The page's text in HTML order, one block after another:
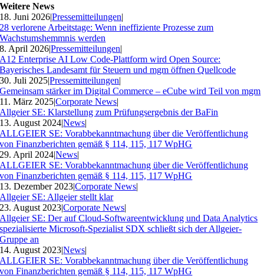
Weitere News
18. Juni 2026|Pressemitteilungen|
28 verlorene Arbeitstage: Wenn ineffiziente Prozesse zum
Wachstumshemmnis werden
8. April 2026|Pressemitteilungen|
A12 Enterprise AI Low Code-Plattform wird Open Source:
Bayerisches Landesamt für Steuern und mgm öffnen Quellcode
30. Juli 2025|Pressemitteilungen|
Gemeinsam stärker im Digital Commerce – eCube wird Teil von mgm
11. März 2025|Corporate News|
Allgeier SE: Klarstellung zum Prüfungsergebnis der BaFin
13. August 2024|News|
ALLGEIER SE: Vorabbekanntmachung über die Veröffentlichung
von Finanzberichten gemäß § 114, 115, 117 WpHG
29. April 2024|News|
ALLGEIER SE: Vorabbekanntmachung über die Veröffentlichung
von Finanzberichten gemäß § 114, 115, 117 WpHG
13. Dezember 2023|Corporate News|
Allgeier SE: Allgeier stellt klar
23. August 2023|Corporate News|
Allgeier SE: Der auf Cloud-Softwareentwicklung und Data Analytics
spezialisierte Microsoft-Spezialist SDX schließt sich der Allgeier-
Gruppe an
14. August 2023|News|
ALLGEIER SE: Vorabbekanntmachung über die Veröffentlichung
von Finanzberichten gemäß § 114, 115, 117 WpHG